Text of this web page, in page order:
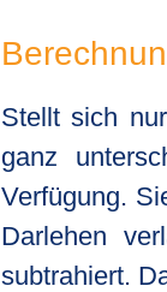
Stellt sich
ganz
Verfügung.
Darlehen
subtrahiert.